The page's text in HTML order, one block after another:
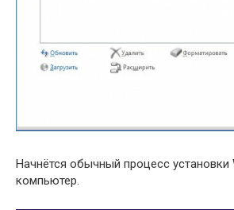
Начнётся обычный процесс установки
компьютер.